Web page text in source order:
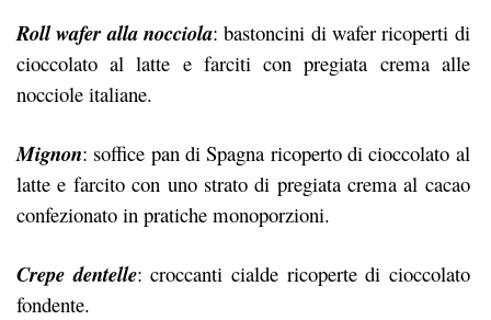
Roll wafer alla nocciola: bastoncini di wafer ricoperti di
cioccolato al latte e farciti con pregiata crema alle
nocciole italiane.
Mignon: soffice pan di Spagna ricoperto di cioccolato al
latte e farcito con uno strato di pregiata crema al cacao
confezionato in pratiche monoporzioni.
Crepe dentelle: croccanti cialde ricoperte di cioccolato
fondente.